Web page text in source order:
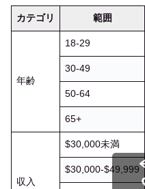
カテゴリ 範囲
年齢
18-29
30-49
50-64
65+
収入
$30,000未満
$30,000-$49,999